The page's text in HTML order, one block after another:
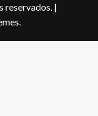
reservados. |